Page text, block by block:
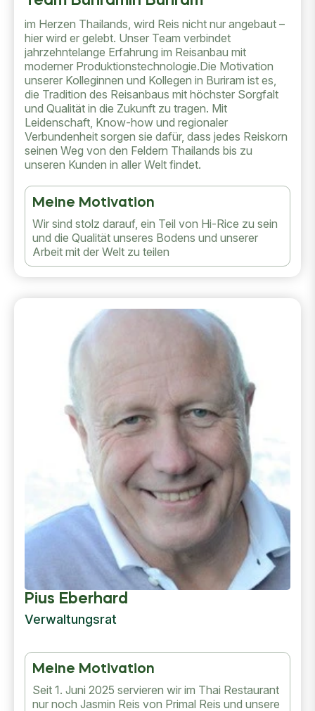
im Herzen Thailands, wird Reis nicht nur angebaut –
hier wird er gelebt. Unser Team verbindet
jahrzehntelange Erfahrung im Reisanbau mit
moderner Produktionstechnologie.Die Motivation
unserer Kolleginnen und Kollegen in Buriram ist es,
die Tradition des Reisanbaus mit höchster Sorgfalt
und Qualität in die Zukunft zu tragen. Mit
Leidenschaft, Know-how und regionaler
Verbundenheit sorgen sie dafür, dass jedes Reiskorn
seinen Weg von den Feldern Thailands bis zu
unseren Kunden in aller Welt findet.
Meine Motivation
Wir sind stolz darauf, ein Teil von Hi-Rice zu sein
und die Qualität unseres Bodens und unserer
Arbeit mit der Welt zu teilen
Pius Eberhard
Verwaltungsrat
Meine Motivation
Seit 1. Juni 2025 servieren wir im Thai Restaurant
nur noch Jasmin Reis von Primal Reis und unsere